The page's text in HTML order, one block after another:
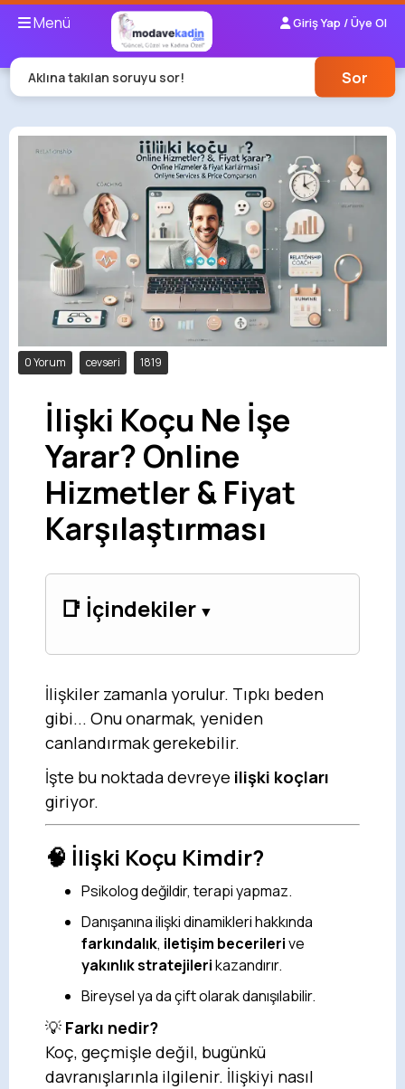
Menü Giriş Yap / Üye Ol
Aklına takılan soruyu sor! Sor
0 Yorum cevseri 1819
İlişki Koçu Ne İşe
Yarar? Online
Hizmetler & Fiyat
Karşılaştırması
📑 İçindekiler
İlişkiler zamanla yorulur. Tıpkı beden
gibi... Onu onarmak, yeniden
canlandırmak gerekebilir.
İşte bu noktada devreye ilişki koçları
giriyor.
🧠 İlişki Koçu Kimdir?
Psikolog değildir, terapi yapmaz.
Danışanına ilişki dinamikleri hakkında
farkındalık, iletişim becerilerive
yakınlık stratejilerikazandırır.
Bireysel ya da çift olarak danışılabilir.
💡 Farkı nedir?
Koç, geçmişle değil, bugünkü
davranışlarınla ilgilenir. İlişkiyi nasıl